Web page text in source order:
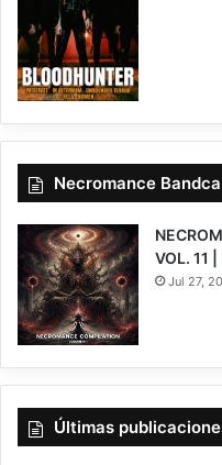
Necromance
VOL. 11
Jul 27,
Últimas